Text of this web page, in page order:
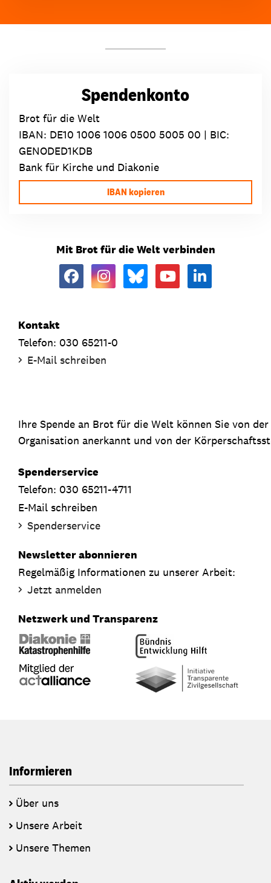
Spendenkonto
Brot für die Welt
IBAN: DE10 1006 1006 0500 5005 00 | BIC:
GENODED1KDB
Bank für Kirche und Diakonie
IBAN kopieren
Mit Brot für die Welt verbinden
Kontakt
Telefon: 030 65211-0
E-Mail schreiben
Ihre Spende an Brot für die Welt können Sie von
Organisation anerkannt und von der
Spenderservice
Telefon: 030 65211-4711
E-Mail schreiben
Spenderservice
Newsletter abonnieren
Regelmäßig Informationen zu unserer Arbeit:
Jetzt anmelden
Netzwerk und Transparenz
Informieren
Über uns
Unsere Arbeit
Unsere Themen